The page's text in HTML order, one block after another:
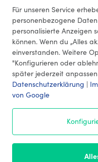
42
Für unseren Service
personenbezogene
personalisierte Anzeigen
können. Wenn du „Alles
einverstanden. Weitere
"Konfigurieren oder
später jederzeit
Datenschutzerklärung |
von Google